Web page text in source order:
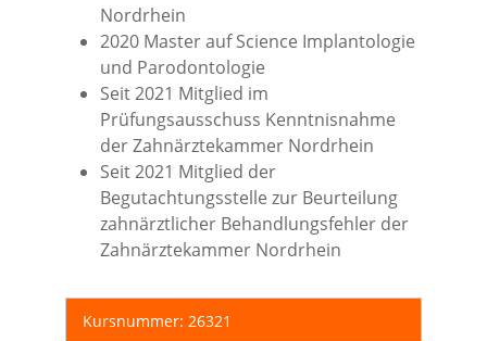
Nordrhein
2020 Master auf Science Implantologie
und Parodontologie
Seit 2021 Mitglied im
Prüfungsausschuss Kenntnisnahme
der Zahnärztekammer Nordrhein
Seit 2021 Mitglied der
Begutachtungsstelle zur Beurteilung
zahnärztlicher Behandlungsfehler der
Zahnärztekammer Nordrhein
Kursnummer: 26321